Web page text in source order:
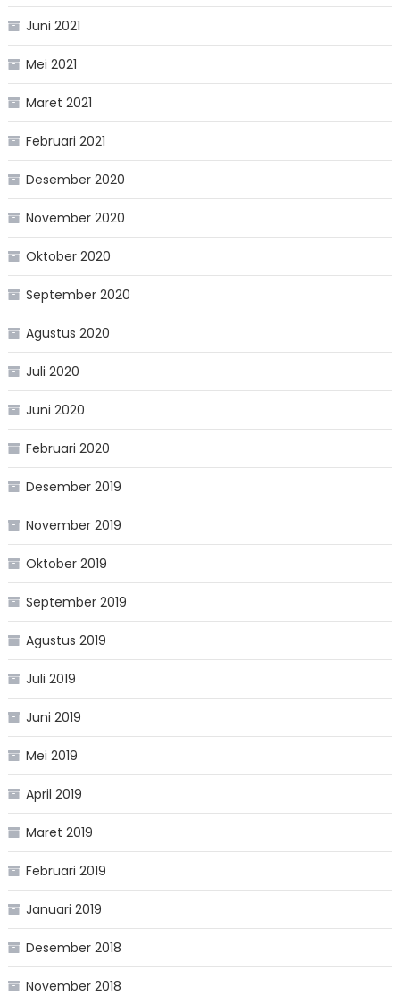
Juni 2021
Mei 2021
Maret 2021
Februari 2021
Desember 2020
November 2020
Oktober 2020
September 2020
Agustus 2020
Juli 2020
Juni 2020
Februari 2020
Desember 2019
November 2019
Oktober 2019
September 2019
Agustus 2019
Juli 2019
Juni 2019
Mei 2019
April 2019
Maret 2019
Februari 2019
Januari 2019
Desember 2018
November 2018